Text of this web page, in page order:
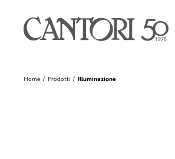
Home Prodotti Illuminazione